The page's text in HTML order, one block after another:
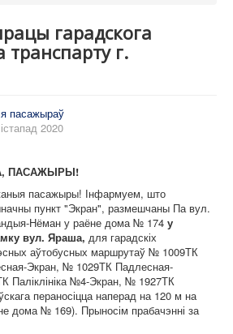
гарадскога
г.
пасажыраў
2020
ПАСАЖЫРЫ!
пасажыры! Інфармуем, што
пункт "Экран", размешчаны Па вул.
Нёман у раёне дома № 174 у
вул. Яраша, для гарадскіх
аўтобусных маршрутаў № 1009ТК
Экран, № 1029ТК Падлесная-
Паліклініка №4-Экран, № 1927ТК
пераносіцца наперад на 120 м на
дома № 169). Прыносім прабачэнні за